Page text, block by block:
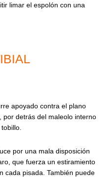
limar el espolón con una
apoyado contra el plano
por detrás del maleolo interno
por una mala disposición
que fuerza un estiramiento
cada pisada. También puede